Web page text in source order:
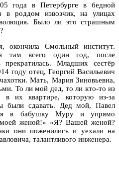
года в Петербурге в бедной
в роддом извозчик, на улицах
Было ли это страшным
окончила Смольный институт.
там всего один год, после
прекратилась. Младших сестёр
году отец, Георгий Васильевич
Мать, Мария Зиновьевна,
То ли мой дед, то ли кто-то из
в их квартире, которую из-за
были сдавать. Дед мой, Павел
в бабушку Муру и упрямо
женой!» «Я? Вашей женой?
они поженились и уехали на
талантливого инженера.